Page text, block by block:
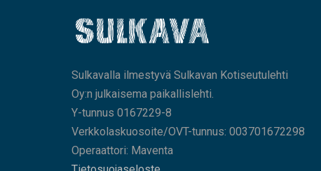
Sulkavalla ilmestyvä Sulkavan Kotiseutulehti
Oy:n julkaisema paikallislehti.
Y-tunnus 0167229-8
Verkkolaskuosoite/OVT-tunnus: 003701672298
Operaattori: Maventa